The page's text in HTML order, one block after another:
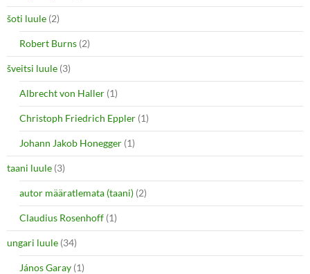
šoti luule (2)
Robert Burns (2)
šveitsi luule (3)
Albrecht von Haller (1)
Christoph Friedrich Eppler (1)
Johann Jakob Honegger (1)
taani luule (3)
autor määratlemata (taani) (2)
Claudius Rosenhoff (1)
ungari luule (34)
János Garay (1)